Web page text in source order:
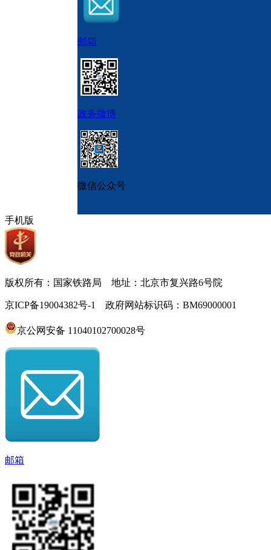
邮箱
政务微博
微信公众号
手机版
版权所有：国家铁路局 地址：北京市复兴路6号院
京ICP备19004382号-1 政府网站标识码：BM69000001
京公网安备 11040102700028号
邮箱